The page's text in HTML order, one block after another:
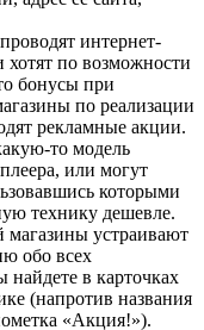
интернет-
хотят по возможности
бонусы при
по реализации
рекламные акции.
то модель
или могут
которыми
технику дешевле.
устраивают
обо всех
в карточках
(напротив названия
«Акция!»).